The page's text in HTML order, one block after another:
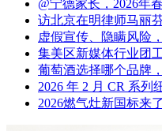
@宁德家长，2026年
访北京在明律师马丽
虚假宣传、隐瞒风险
集美区新媒体行业团
葡萄酒选择哪个品牌
2026 年 2 月 CR 系列
2026燃气灶新国标来